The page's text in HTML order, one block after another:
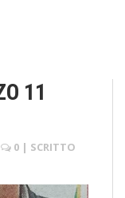
11
0 | SCRITTO